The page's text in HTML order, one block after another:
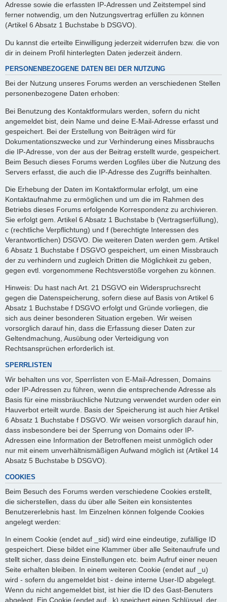
Adresse sowie die erfassten IP-Adressen und Zeitstempel sind
ferner notwendig, um den Nutzungsvertrag erfüllen zu können
(Artikel 6 Absatz 1 Buchstabe b DSGVO).
Du kannst die erteilte Einwilligung jederzeit widerrufen bzw. die von
dir in deinem Profil hinterlegten Daten jederzeit ändern.
PERSONENBEZOGENE DATEN BEI DER NUTZUNG
Bei der Nutzung unseres Forums werden an verschiedenen Stellen
personenbezogene Daten erhoben:
Bei Benutzung des Kontaktformulars werden, sofern du nicht
angemeldet bist, dein Name und deine E-Mail-Adresse erfasst und
gespeichert. Bei der Erstellung von Beiträgen wird für
Dokumentationszwecke und zur Verhinderung eines Missbrauchs
die IP-Adresse, von der aus der Beitrag erstellt wurde, gespeichert.
Beim Besuch dieses Forums werden Logfiles über die Nutzung des
Servers erfasst, die auch die IP-Adresse des Zugriffs beinhalten.
Die Erhebung der Daten im Kontaktformular erfolgt, um eine
Kontaktaufnahme zu ermöglichen und um die im Rahmen des
Betriebs dieses Forums erfolgende Korrespondenz zu archivieren.
Sie erfolgt gem. Artikel 6 Absatz 1 Buchstabe b (Vertragserfüllung),
c (rechtliche Verpflichtung) und f (berechtigte Interessen des
Verantwortlichen) DSGVO. Die weiteren Daten werden gem. Artikel
6 Absatz 1 Buchstabe f DSGVO gespeichert, um einen Missbrauch
der zu verhindern und zugleich Dritten die Möglichkeit zu geben,
gegen evtl. vorgenommene Rechtsverstöße vorgehen zu können.
Hinweis: Du hast nach Art. 21 DSGVO ein Widerspruchsrecht
gegen die Datenspeicherung, sofern diese auf Basis von Artikel 6
Absatz 1 Buchstabe f DSGVO erfolgt und Gründe vorliegen, die
sich aus deiner besonderen Situation ergeben. Wir weisen
vorsorglich darauf hin, dass die Erfassung dieser Daten zur
Geltendmachung, Ausübung oder Verteidigung von
Rechtsansprüchen erforderlich ist.
SPERRLISTEN
Wir behalten uns vor, Sperrlisten von E-Mail-Adressen, Domains
oder IP-Adressen zu führen, wenn die entsprechende Adresse als
Basis für eine missbräuchliche Nutzung verwendet wurden oder ein
Hauverbot erteilt wurde. Basis der Speicherung ist auch hier Artikel
6 Absatz 1 Buchstabe f DSGVO. Wir weisen vorsorglich darauf hin,
dass insbesondere bei der Sperrung von Domains oder IP-
Adressen eine Information der Betroffenen meist unmöglich oder
nur mit einem unverhältnismäßigen Aufwand möglich ist (Artikel 14
Absatz 5 Buchstabe b DSGVO).
COOKIES
Beim Besuch des Forums werden verschiedene Cookies erstellt,
die sicherstellen, dass du über alle Seiten ein konsistentes
Benutzererlebnis hast. Im Einzelnen können folgende Cookies
angelegt werden:
In einem Cookie (endet auf _sid) wird eine eindeutige, zufällige ID
gespeichert. Diese bildet eine Klammer über alle Seitenaufrufe und
stellt sicher, dass deine Einstellungen etc. beim Aufruf einer neuen
Seite erhalten bleiben. In einem weiteren Cookie (endet auf _u)
wird - sofern du angemeldet bist - deine interne User-ID abgelegt.
Wenn du nicht angemeldet bist, ist hier die ID des Gast-Benuters
abgelegt. Ein Cookie (endet auf _k) speichert einen Schlüssel, der